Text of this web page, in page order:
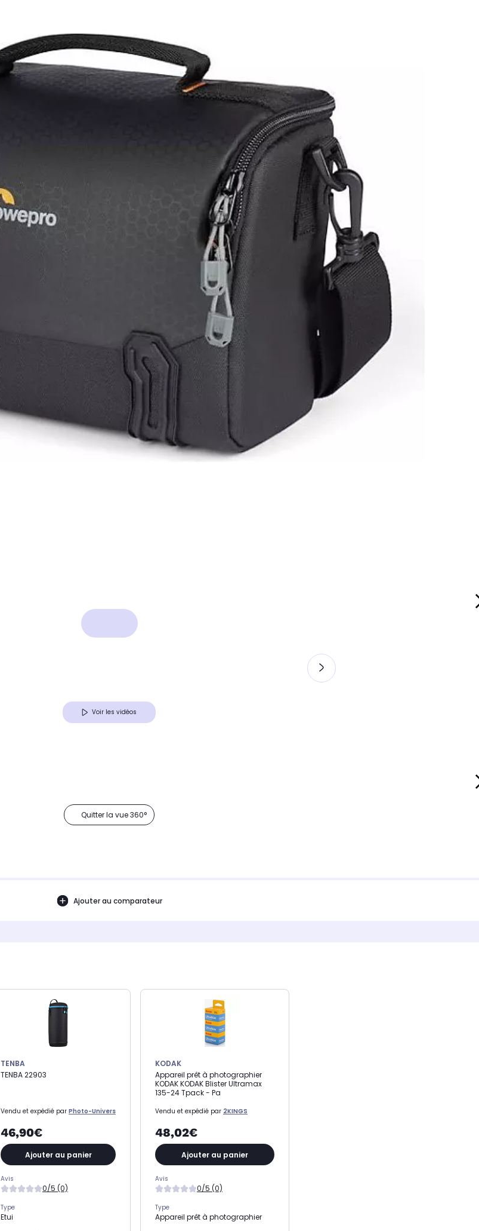
Voir les vidéos
Quitter la vue 360°
Ajouter au comparateur
TENBA
TENBA 22903
Vendu et expédié par Photo-Univers
46,90€
Ajouter au panier
Avis
0/5 (0)
Type
Etui
KODAK
Appareil prêt à photographier
KODAK KODAK Blister Ultramax
135-24 Tpack - Pa
Vendu et expédié par 2KINGS
48,02€
Ajouter au panier
Avis
0/5 (0)
Type
Appareil prêt à photographier